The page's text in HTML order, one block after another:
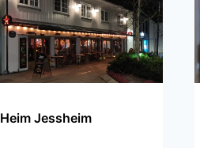
Heim Jessheim